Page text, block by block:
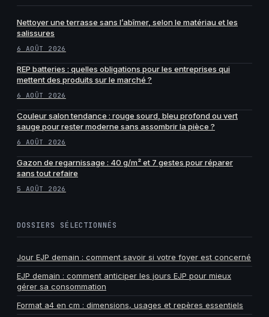
Nettoyer une terrasse sans l’abîmer, selon le matériau et les
salissures
6 AOÛT 2026
REP batteries : quelles obligations pour les entreprises qui
mettent des produits sur le marché ?
6 AOÛT 2026
Couleur salon tendance : rouge sourd, bleu profond ou vert
sauge pour rester moderne sans assombrir la pièce ?
6 AOÛT 2026
Gazon de regarnissage : 40 g/m² et 7 gestes pour réparer
sans tout refaire
5 AOÛT 2026
DOSSIERS SÉLECTIONNÉS
Jour EJP demain : comment savoir si votre foyer est concerné
EJP demain : comment anticiper les jours EJP pour mieux
gérer sa consommation
Format a4 en cm : dimensions, usages et repères essentiels